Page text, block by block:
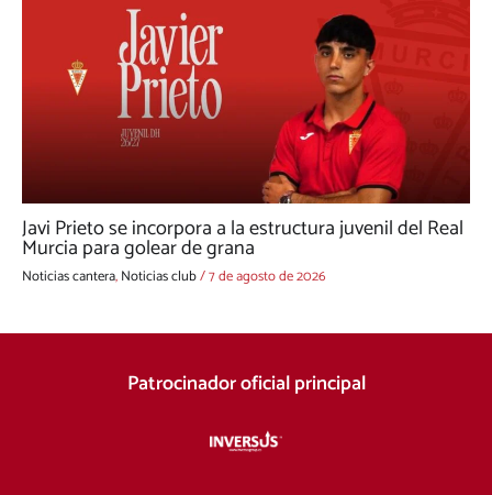
Javi Prieto se incorpora a la estructura juvenil del Real
Murcia para golear de grana
Noticias cantera,Noticias club/7 de agosto de 2026
Patrocinador oficial principal